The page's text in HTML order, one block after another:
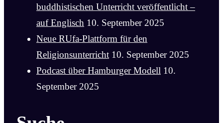
buddhistischen Unterricht veröffentlicht –
auf Englisch 10. September 2025
Neue RUfa-Plattform für den
Religionsunterricht 10. September 2025
Podcast über Hamburger Modell 10.
September 2025